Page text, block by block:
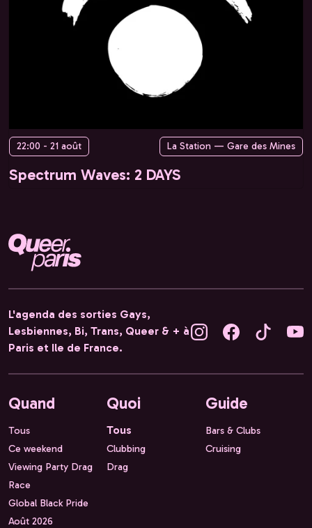
22:00 - 21 août La Station — Gare des Mines
Spectrum Waves: 2 DAYS
L'agenda des sorties Gays,
Lesbiennes, Bi, Trans, Queer & + à
Paris et Ile de France.
Quand
Tous
Ce weekend
Viewing Party Drag
Race
Global Black Pride
Août 2026
Quoi
Tous
Clubbing
Drag
Guide
Bars & Clubs
Cruising